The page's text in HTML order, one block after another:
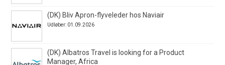
(DK) Bliv Apron-flyveleder hos Naviair
Udløber: 01.09.2026
(DK) Albatros Travel is looking for a Product
Manager, Africa